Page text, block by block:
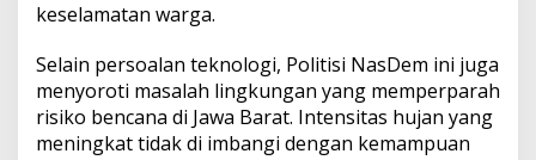
keselamatan warga.
Selain persoalan teknologi, Politisi NasDem ini juga
menyoroti masalah lingkungan yang memperparah
risiko bencana di Jawa Barat. Intensitas hujan yang
meningkat tidak di imbangi dengan kemampuan